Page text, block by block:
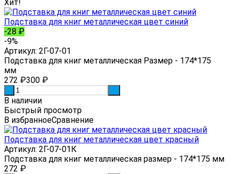
Хит!
Подставка для книг металлическая цвет синий
-28 ₽
-9%
Артикул: 2Г-07-01
Подставка для книг металлическая Размер - 174*175
мм
272 ₽300 ₽
В наличии
Быстрый просмотр
В избранноеСравнение
Подставка для книг металлическая цвет красный
Артикул: 2Г-07-01К
Подставка для книг металлическая размер - 174*175 мм
272 ₽